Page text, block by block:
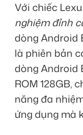
Với chiếc
nghiệm đỉnh
dòng Android
là phiên bản
dòng Android
ROM 128GB,
năng đa
ứng dụng mà